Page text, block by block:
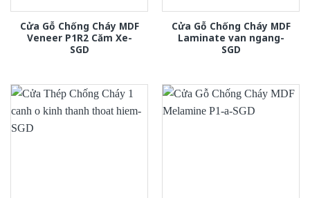
Cửa Gỗ Chống Cháy MDF
Veneer P1R2 Căm Xe-
SGD
Cửa Gỗ Chống Cháy MDF
Laminate van ngang-
SGD